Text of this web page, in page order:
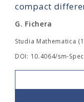
compact
G. Fichera
Studia Mathematica
DOI: 10.4064/sm-